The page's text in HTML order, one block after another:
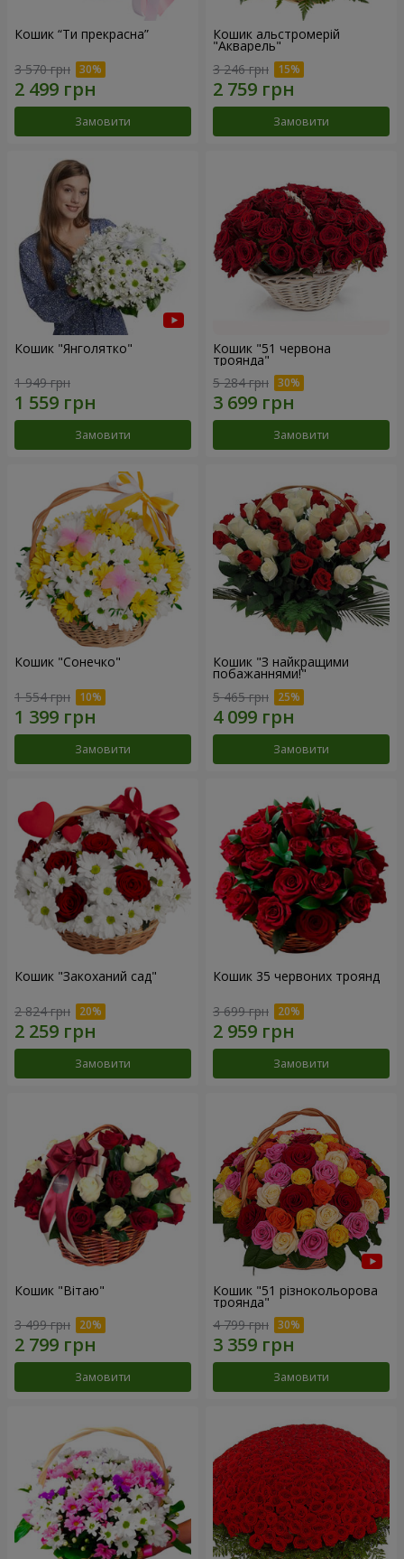
Кошик “Ти прекрасна”
3 570 грн
Замовити
Кошик альстромерій
"Акварель"
3 246 грн
Замовити
Кошик "Янголятко"
1 949 грн
Замовити
Кошик "51 червона
троянда"
5 284 грн
Замовити
Кошик "Сонечко"
1 554 грн
Замовити
Кошик "З найкращими
побажаннями!"
5 465 грн
Замовити
Кошик "Закоханий сад"
2 824 грн
Замовити
Кошик 35 червоних троянд
3 699 грн
Замовити
Кошик "Вітаю"
3 499 грн
Замовити
Кошик "51 різнокольорова
троянда"
4 799 грн
Замовити